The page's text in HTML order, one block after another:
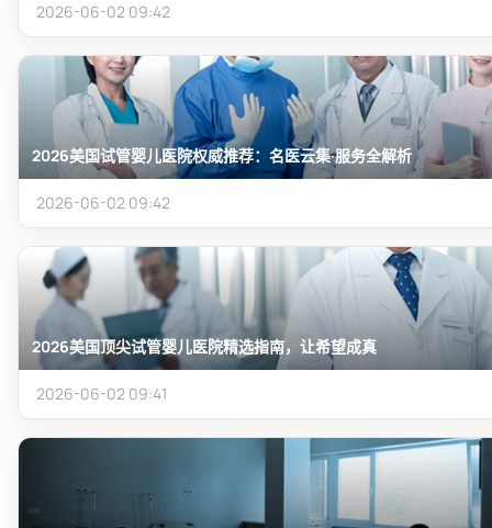
2026-06-02 09:42
2026美国试管婴儿医院权威推荐：名医云集·服务全解析
2026-06-02 09:42
2026美国顶尖试管婴儿医院精选指南，让希望成真
2026-06-02 09:41